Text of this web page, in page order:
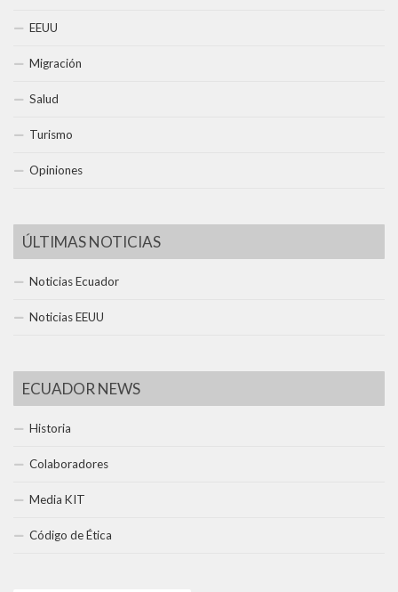
EEUU
Migración
Salud
Turismo
Opiniones
ÚLTIMAS NOTICIAS
Noticias Ecuador
Noticias EEUU
ECUADOR NEWS
Historia
Colaboradores
Media KIT
Código de Ética